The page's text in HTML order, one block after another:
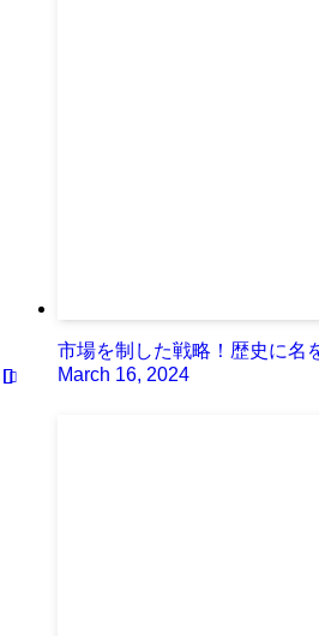
市場を制した戦略！歴史に名
March 16, 2024